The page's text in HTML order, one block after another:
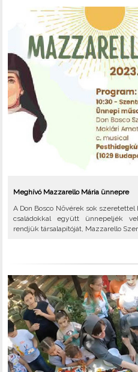
Meghívó Mazzarello Mária ünnepre
A Don Bosco Nővérek sok
családokkal együtt ünnepeljék
rendjük társalapítóját, Mazzarello